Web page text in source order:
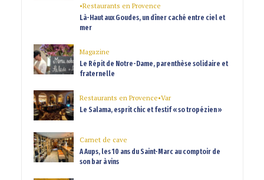
•Restaurants en Provence
Là-Haut aux Goudes, un dîner caché entre ciel et
mer
Magazine
Le Répit de Notre-Dame, parenthèse solidaire et
fraternelle
Restaurants en Provence•Var
Le Salama, esprit chic et festif « so tropézien »
Carnet de cave
A Aups, les 10 ans du Saint-Marc au comptoir de
son bar à vins